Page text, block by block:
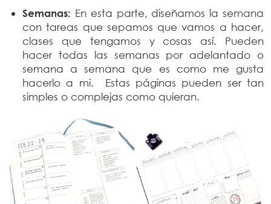
Semanas: En esta parte, diseñamos la semana
con tareas que sepamos que vamos a hacer,
clases que tengamos y cosas así. Pueden
hacer todas las semanas por adelantado o
semana a semana que es como me gusta
hacerlo a mi. Estas páginas pueden ser tan
simples o complejas como quieran.